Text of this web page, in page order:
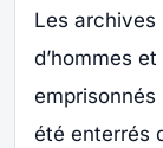
Les archives
d’hommes
emprisonnés
été enterrés